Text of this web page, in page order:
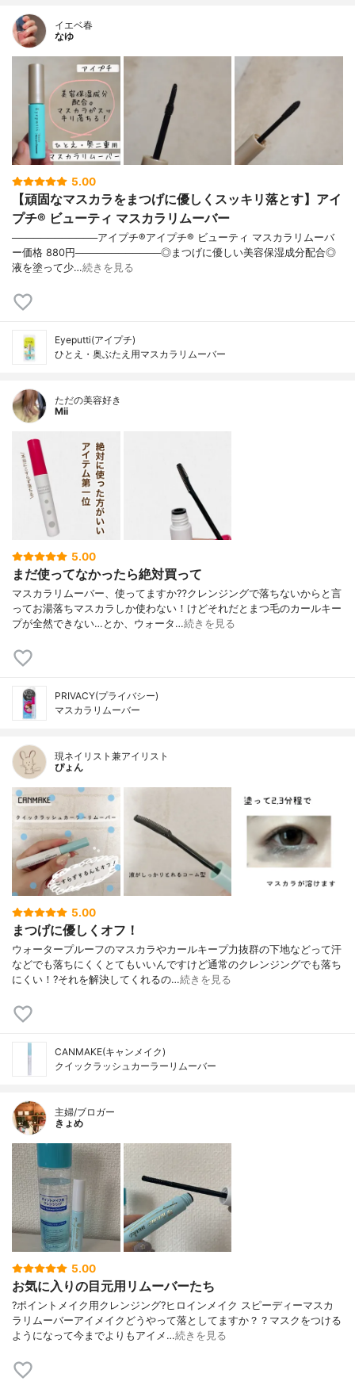
イエベ春
なゆ
5.00
【頑固なマスカラをまつげに優しくスッキリ落とす】アイ
プチ® ビューティ マスカラリムーバー
────────────アイプチ®アイプチ® ビューティ マスカラリムーバ
ー価格 880円────────────◎まつげに優しい美容保湿成分配合◎
液を塗って少…続きを見る
Eyeputti(アイプチ)
ひとえ・奥ぶたえ用マスカラリムーバー
ただの美容好き
Mii
5.00
まだ使ってなかったら絶対買って
マスカラリムーバー、使ってますか⁇クレンジングで落ちないからと言
ってお湯落ちマスカラしか使わない！けどそれだとまつ毛のカールキー
プが全然できない…とか、ウォータ…続きを見る
PRIVACY(プライバシー)
マスカラリムーバー
現ネイリスト兼アイリスト
ぴょん
5.00
まつげに優しくオフ！
ウォータープルーフのマスカラやカールキープ力抜群の下地などって汗
などでも落ちにくくとてもいいんですけど通常のクレンジングでも落ち
にくい！?それを解決してくれるの…続きを見る
CANMAKE(キャンメイク)
クイックラッシュカーラーリムーバー
主婦/ブロガー
きょめ
5.00
お気に入りの目元用リムーバーたち
?ポイントメイク用クレンジング?ヒロインメイク スピーディーマスカ
ラリムーバーアイメイクどうやって落としてますか？？マスクをつける
ようになって今までよりもアイメ…続きを見る